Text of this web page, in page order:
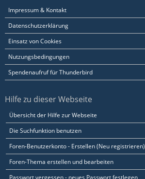
Impressum & Kontakt
Datenschutzerklärung
Einsatz von Cookies
Nutzungsbedingungen
Spendenaufruf für Thunderbird
Hilfe zu dieser Webseite
Übersicht der Hilfe zur Webseite
Die Suchfunktion benutzen
Foren-Benutzerkonto - Erstellen (Neu registrieren)
Foren-Thema erstellen und bearbeiten
Passwort vergessen - neues Passwort festlegen